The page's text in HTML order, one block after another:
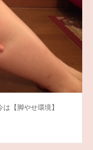
【脚やせ環境】